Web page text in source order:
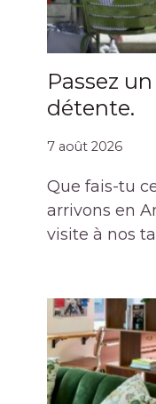
Passez
détente.
7 août 2026
Que fais-tu
arrivons en
visite à nos